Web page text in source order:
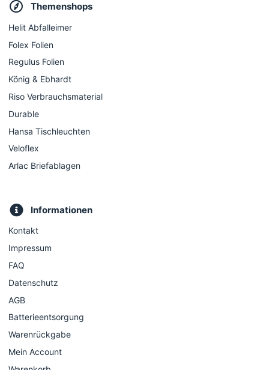
Themenshops
Helit Abfalleimer
Folex Folien
Regulus Folien
König & Ebhardt
Riso Verbrauchsmaterial
Durable
Hansa Tischleuchten
Veloflex
Arlac Briefablagen
Informationen
Kontakt
Impressum
FAQ
Datenschutz
AGB
Batterieentsorgung
Warenrückgabe
Mein Account